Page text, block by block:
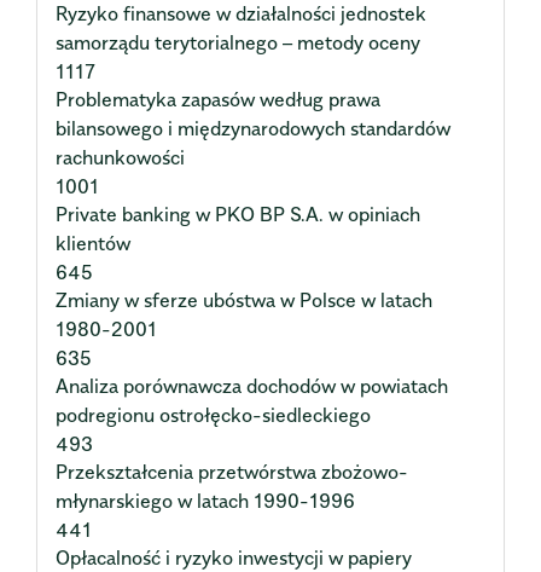
Ryzyko finansowe w działalności jednostek
samorządu terytorialnego – metody oceny
1117
Problematyka zapasów według prawa
bilansowego i międzynarodowych standardów
rachunkowości
1001
Private banking w PKO BP S.A. w opiniach
klientów
645
Zmiany w sferze ubóstwa w Polsce w latach
1980-2001
635
Analiza porównawcza dochodów w powiatach
podregionu ostrołęcko-siedleckiego
493
Przekształcenia przetwórstwa zbożowo-
młynarskiego w latach 1990-1996
441
Opłacalność i ryzyko inwestycji w papiery